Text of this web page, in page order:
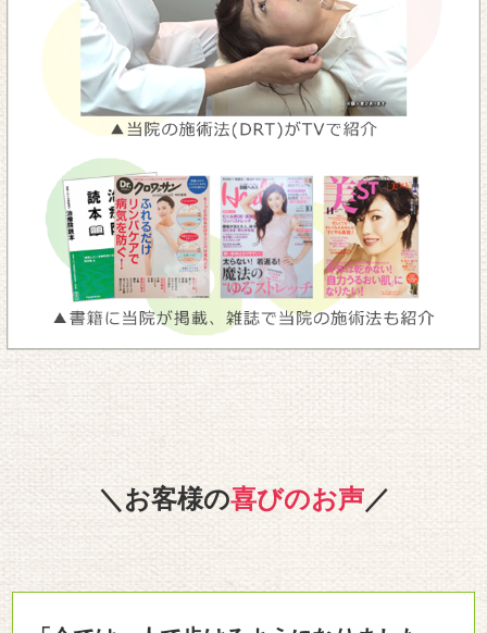
＼お客様の喜びのお声／